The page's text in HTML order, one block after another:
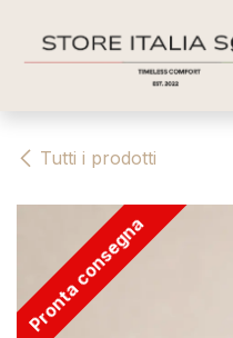
Tutti i prodotti
Pronta consegna